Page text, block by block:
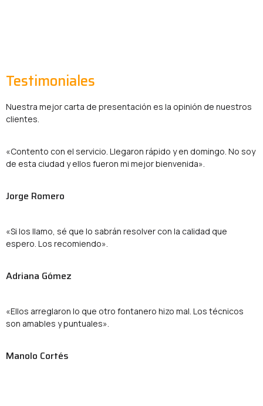
Testimoniales
Nuestra mejor carta de presentación es la opinión de nuestros
clientes.
«Contento con el servicio. Llegaron rápido y en domingo. No soy
de esta ciudad y ellos fueron mi mejor bienvenida».
Jorge Romero
«Si los llamo, sé que lo sabrán resolver con la calidad que
espero. Los recomiendo».
Adriana Gómez
«Ellos arreglaron lo que otro fontanero hizo mal. Los técnicos
son amables y puntuales».
Manolo Cortés